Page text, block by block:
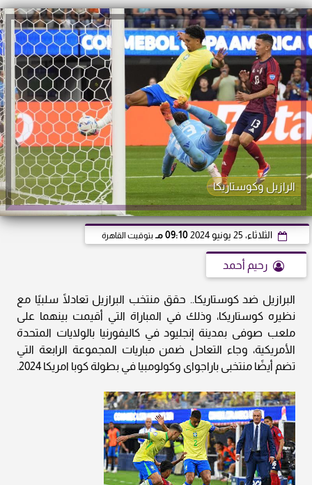
الرازيل وكوستاريكا
الثلاثاء، 25 يونيو 2024 09:10 مـ بتوقيت القاهرة
رحيم أحمد
البرازيل ضد كوستاريكا.. حقق منتخب البرازيل تعادلًا سلبيًا مع
نظيره كوستاريكا، وذلك في المباراة التي أقيمت بينهما على
ملعب صوفى بمدينة إنجليود في كاليفورنيا بالولايات المتحدة
الأمريكية، وجاء التعادل ضمن مباريات المجموعة الرابعة التي
تضم أيضًا منتخبى باراجواى وكولومبيا في بطولة كوبا امريكا 2024.